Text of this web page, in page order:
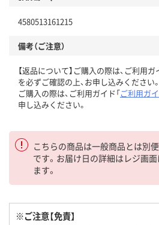
4580513161215
備考（ご注意）
【返品について】ご購入の際は、ご利用ガ
を必ずご確認の上、お申し込みください。
ご購入の際は、ご利用ガイド「ご利用ガ
申し込みください。
こちらの商品は一般商品とは別
です。お届け日の詳細はレジ画
ます。
※ご注意【免責】